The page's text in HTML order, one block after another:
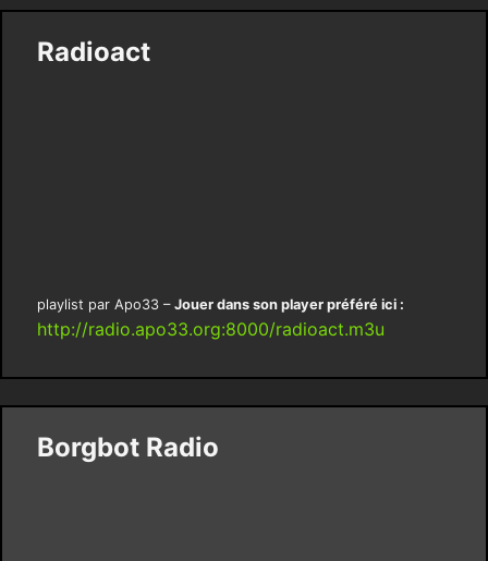
Radioact
playlist par Apo33 – Jouer dans son player préféré ici :
http://radio.apo33.org:8000/radioact.m3u
Borgbot Radio